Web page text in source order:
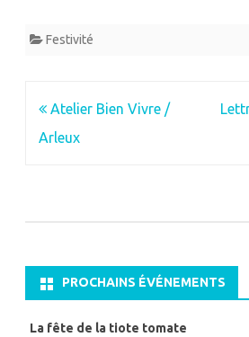
Festivité
Navigation
de
Atelier Bien Vivre /
Arleux
PROCHAINS ÉVÉNEMENTS
La fête de la tiote tomate